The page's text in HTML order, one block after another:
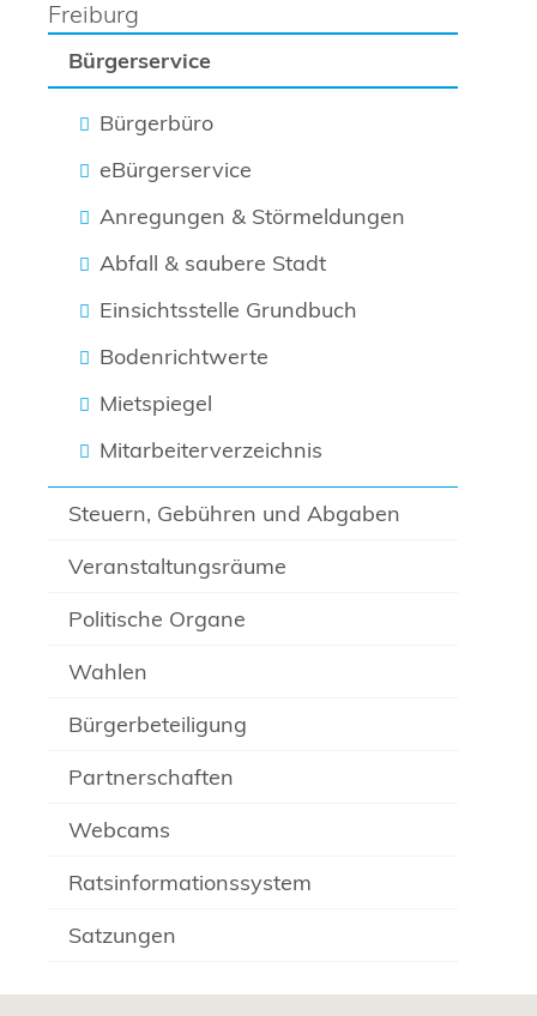
Bürgerservice
Bürgerbüro
eBürgerservice
Anregungen & Störmeldungen
Abfall & saubere Stadt
Einsichtsstelle Grundbuch
Bodenrichtwerte
Mietspiegel
Mitarbeiterverzeichnis
Steuern, Gebühren und Abgaben
Veranstaltungsräume
Politische Organe
Wahlen
Bürgerbeteiligung
Partnerschaften
Webcams
Ratsinformationssystem
Satzungen
Freiburg